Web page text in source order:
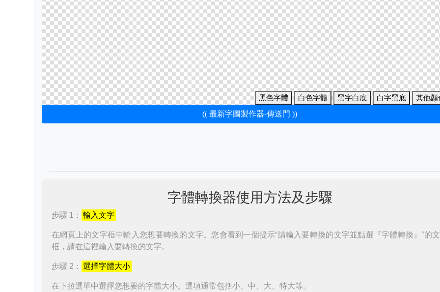
黑色字體 白色字體 黑字白底 白字黑底 其他
(( 最新字圖製作器-傳送門 ))
字體轉換器使用方法及步驟
步驟 1： 輸入文字
在網頁上的文字框中輸入您想要轉換的文字。您會看到一個提示“請輸入要轉換的文字並點選『字體轉換』”的
框，請在這裡輸入要轉換的文字。
步驟 2： 選擇字體大小
在下拉選單中選擇您想要的字體大小。選項通常包括小、中、大、特大等。